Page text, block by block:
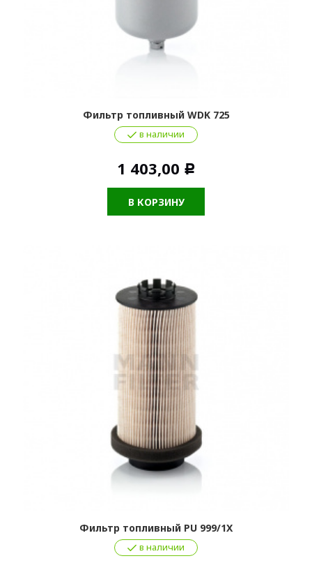
Фильтр топливный WDK 725
в наличии
1 403,00 Р
В КОРЗИНУ
Фильтр топливный PU 999/1X
в наличии